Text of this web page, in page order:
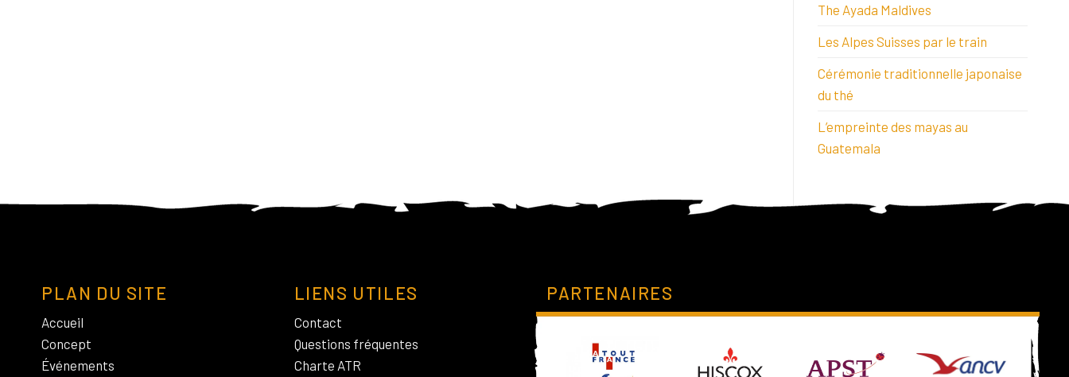
The Ayada Maldives
Les Alpes Suisses par le train
Cérémonie traditionnelle japonaise
du thé
L’empreinte des mayas au
Guatemala
PLAN DU SITE
Accueil
Concept
Événements
LIENS UTILES
Contact
Questions fréquentes
Charte ATR
PARTENAIRES